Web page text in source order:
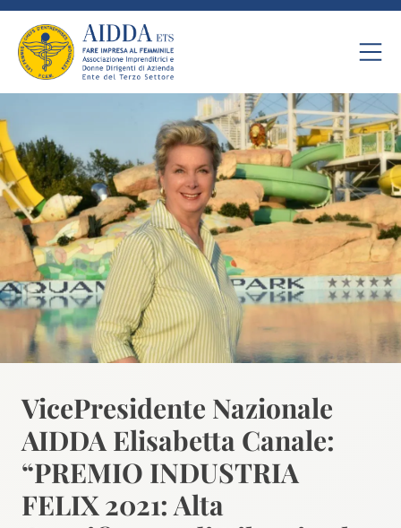
VicePresidente Nazionale
AIDDA Elisabetta Canale:
“PREMIO INDUSTRIA
FELIX 2021: Alta